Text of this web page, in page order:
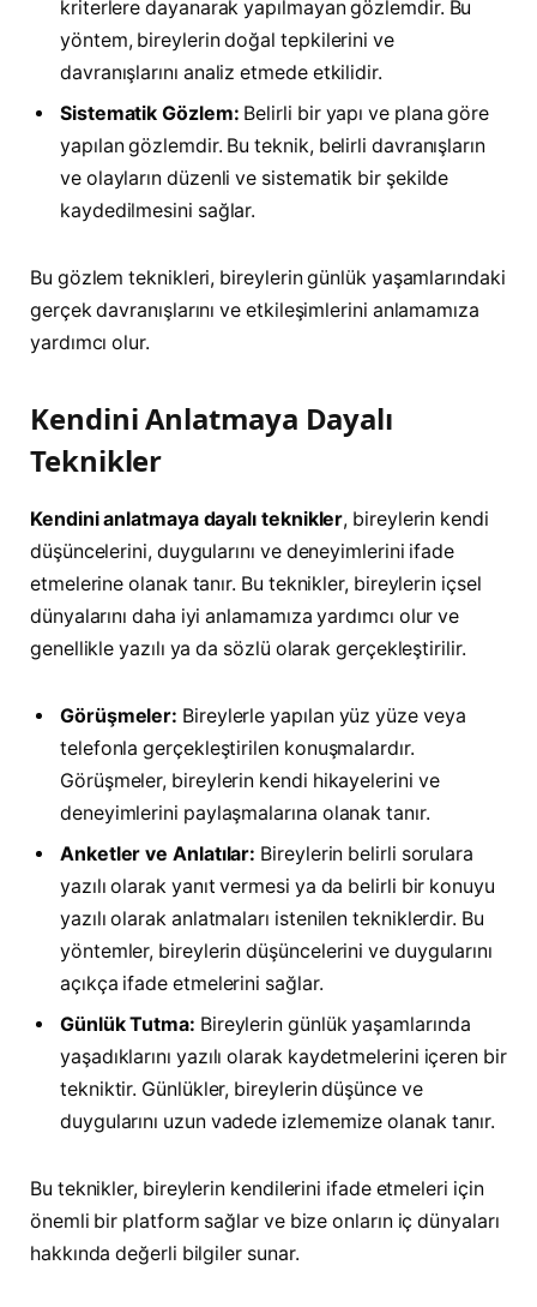
kriterlere dayanarak yapılmayan gözlemdir. Bu
yöntem, bireylerin doğal tepkilerini ve
davranışlarını analiz etmede etkilidir.
Sistematik Gözlem: Belirli bir yapı ve plana göre
yapılan gözlemdir. Bu teknik, belirli davranışların
ve olayların düzenli ve sistematik bir şekilde
kaydedilmesini sağlar.
Bu gözlem teknikleri, bireylerin günlük yaşamlarındaki
gerçek davranışlarını ve etkileşimlerini anlamamıza
yardımcı olur.
Kendini Anlatmaya Dayalı
Teknikler
Kendini anlatmaya dayalı teknikler, bireylerin kendi
düşüncelerini, duygularını ve deneyimlerini ifade
etmelerine olanak tanır. Bu teknikler, bireylerin içsel
dünyalarını daha iyi anlamamıza yardımcı olur ve
genellikle yazılı ya da sözlü olarak gerçekleştirilir.
Görüşmeler: Bireylerle yapılan yüz yüze veya
telefonla gerçekleştirilen konuşmalardır.
Görüşmeler, bireylerin kendi hikayelerini ve
deneyimlerini paylaşmalarına olanak tanır.
Anketler ve Anlatılar: Bireylerin belirli sorulara
yazılı olarak yanıt vermesi ya da belirli bir konuyu
yazılı olarak anlatmaları istenilen tekniklerdir. Bu
yöntemler, bireylerin düşüncelerini ve duygularını
açıkça ifade etmelerini sağlar.
Günlük Tutma: Bireylerin günlük yaşamlarında
yaşadıklarını yazılı olarak kaydetmelerini içeren bir
tekniktir. Günlükler, bireylerin düşünce ve
duygularını uzun vadede izlememize olanak tanır.
Bu teknikler, bireylerin kendilerini ifade etmeleri için
önemli bir platform sağlar ve bize onların iç dünyaları
hakkında değerli bilgiler sunar.